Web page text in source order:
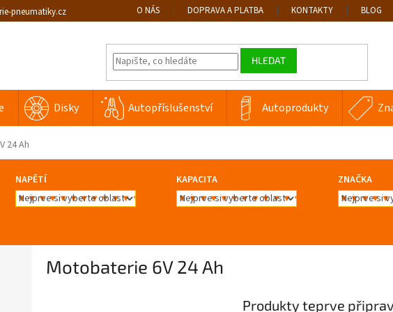
pneumatiky.cz O NÁS DOPRAVA A PLATBA KONTAKTY BLOG
HLEDAT
Autopříslušenství Autoprodukty
Disky
24 Ah
NAPĚTÍ KAPACITA ZNAČKA
Motobaterie 6V 24 Ah
Produkty teprve